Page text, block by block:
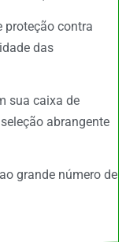
proteção contra
das
sua caixa de
abrangente
grande número de